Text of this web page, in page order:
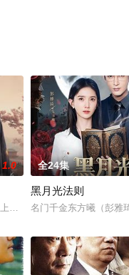
1.0
习医休养的燕皆欢，17年
全24集
黑月光法则
名门千金东方曦（彭雅